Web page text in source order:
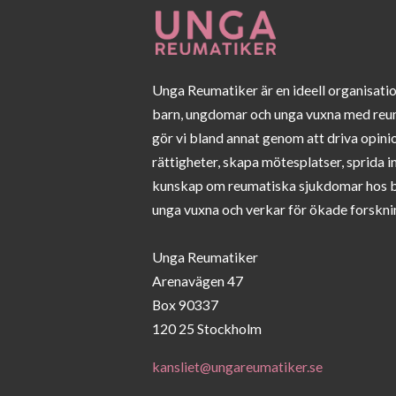
Unga Reumatiker är en ideell
barn, ungdomar och unga vuxna med
gör vi bland annat genom att driva
rättigheter, skapa mötesplatser, sprida
kunskap om reumatiska sjukdomar hos
unga vuxna och verkar för ökade
Unga Reumatiker
Arenavägen 47
Box 90337
120 25 Stockholm
kansliet@ungareumatiker.se